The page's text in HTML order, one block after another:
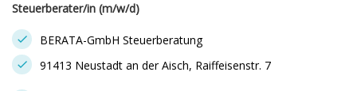
Steuerberater/in (m/w/d)
BERATA-GmbH Steuerberatung
91413 Neustadt an der Aisch, Raiffeisenstr. 7